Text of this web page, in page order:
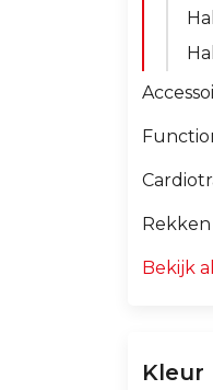
Bekijk
Kleur